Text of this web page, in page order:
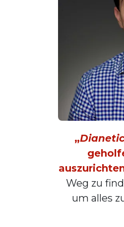
„
Weg zu
um alles